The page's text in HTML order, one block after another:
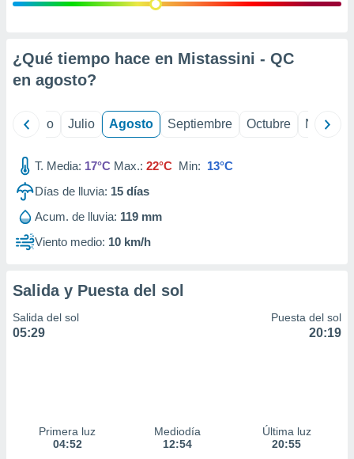
e
mediante
publicidad
de
1199
¿Qué tiempo hace en Mistassini - QC
en agosto?
Junio Julio Agosto Septiembre Octubre
T. Media: 17°C Max.: 22°C Min: 13°C
Días de lluvia: 15 días
Acum. de lluvia: 119 mm
Viento medio: 10 km/h
Salida y Puesta del sol
Salida del sol
05:29
Puesta del sol
20:19
Primera luz
04:52
Mediodía
12:54
Última luz
20:55